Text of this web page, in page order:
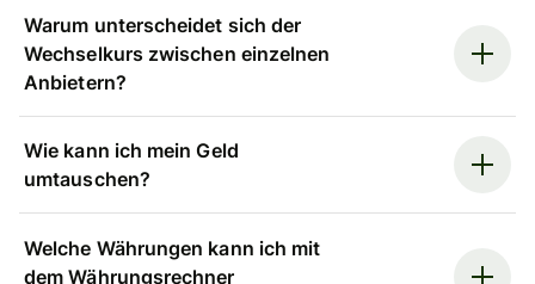
Warum unterscheidet sich der
Wechselkurs zwischen einzelnen
Anbietern?
Wie kann ich mein Geld
umtauschen?
Welche Währungen kann ich mit
dem Währungsrechner